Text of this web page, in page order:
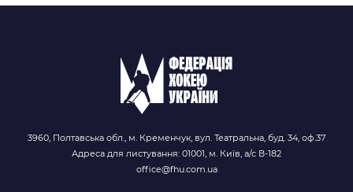
3960, Полтавська обл., м. Кременчук, вул. Театральна, буд. 34, оф.37
Адреса для листування: 01001, м. Київ, а/с В-182
office@fhu.com.ua